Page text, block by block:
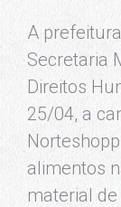
A
Secretaria
Direitos
25/04, a
alimentos
material